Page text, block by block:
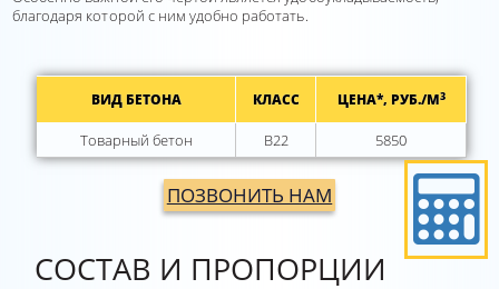
благодаря которой с ним удобно работать.
ВИД БЕТОНА КЛАСС ЦЕНА*, РУБ./М3
Товарный бетон B22 5850
ПОЗВОНИТЬ НАМ
СОСТАВ И ПРОПОРЦИИ